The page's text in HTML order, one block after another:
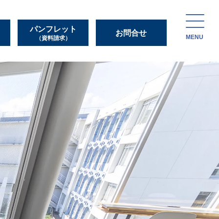
パンフレット
（資料請求）
お問合せ
MENU